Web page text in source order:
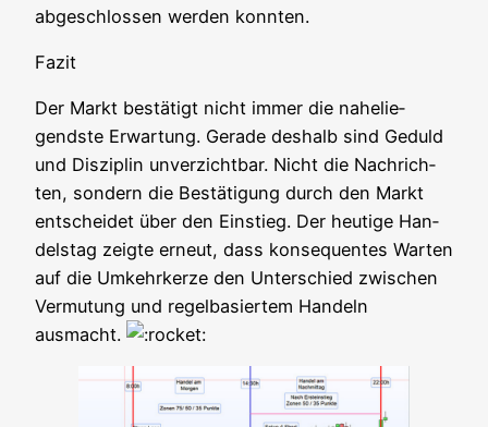
abge­schlos­sen wer­den konnten.
Fazit
Der Markt bestä­tigt nicht immer die nahe­lie­
gends­te Erwar­tung. Gera­de des­halb sind Geduld
und Dis­zi­plin unver­zicht­bar. Nicht die Nach­rich­
ten, son­dern die Bestä­ti­gung durch den Markt
ent­schei­det über den Ein­stieg. Der heu­ti­ge Han­
dels­tag zeig­te erneut, dass kon­se­quen­tes War­ten
auf die Umkehr­ker­ze den Unter­schied zwi­schen
Ver­mu­tung und regel­ba­sier­tem Han­deln
ausmacht.